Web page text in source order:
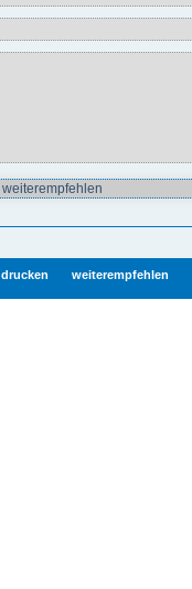
drucken weiterempfehlen